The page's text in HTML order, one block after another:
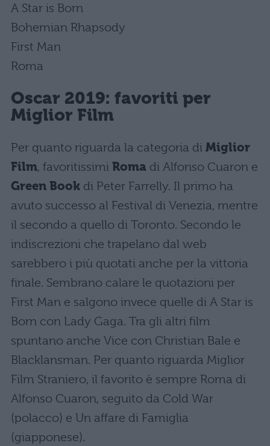
A Star is Born
Bohemian Rhapsody
First Man
Roma
Oscar 2019: favoriti per
Miglior Film
Per quanto riguarda la categoria di Miglior
Film, favoritissimi Roma di Alfonso Cuaron e
Green Book di Peter Farrelly. Il primo ha
avuto successo al Festival di Venezia, mentre
il secondo a quello di Toronto. Secondo le
indiscrezioni che trapelano dal web
sarebbero i più quotati anche per la vittoria
finale. Sembrano calare le quotazioni per
First Man e salgono invece quelle di A Star is
Born con Lady Gaga. Tra gli altri film
spuntano anche Vice con Christian Bale e
Blacklansman. Per quanto riguarda Miglior
Film Straniero, il favorito è sempre Roma di
Alfonso Cuaron, seguito da Cold War
(polacco) e Un affare di Famiglia
(giapponese).